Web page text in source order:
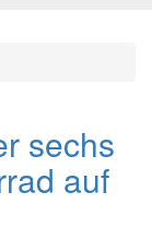
sechs
auf